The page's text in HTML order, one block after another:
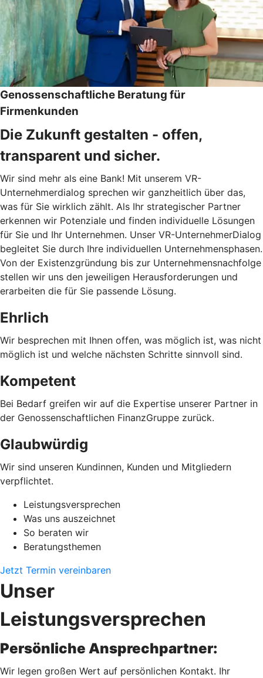
Genossenschaftliche Beratung für
Firmenkunden
Die Zukunft gestalten - offen,
transparent und sicher.
Wir sind mehr als eine Bank! Mit unserem VR-
Unternehmerdialog sprechen wir ganzheitlich über das,
was für Sie wirklich zählt. Als Ihr strategischer Partner
erkennen wir Potenziale und finden individuelle Lösungen
für Sie und Ihr Unternehmen. Unser VR-UnternehmerDialog
begleitet Sie durch Ihre individuellen Unternehmensphasen.
Von der Existenzgründung bis zur Unternehmensnachfolge
stellen wir uns den jeweiligen Herausforderungen und
erarbeiten die für Sie passende Lösung.
Ehrlich
Wir besprechen mit Ihnen offen, was möglich ist, was nicht
möglich ist und welche nächsten Schritte sinnvoll sind.
Kompetent
Bei Bedarf greifen wir auf die Expertise unserer Partner in
der Genossenschaftlichen FinanzGruppe zurück.
Glaubwürdig
Wir sind unseren Kundinnen, Kunden und Mitgliedern
verpflichtet.
Leistungsversprechen
Was uns auszeichnet
So beraten wir
Beratungsthemen
Jetzt Termin vereinbaren
Unser
Leistungsversprechen
Persönliche Ansprechpartner:
Wir legen großen Wert auf persönlichen Kontakt. Ihr